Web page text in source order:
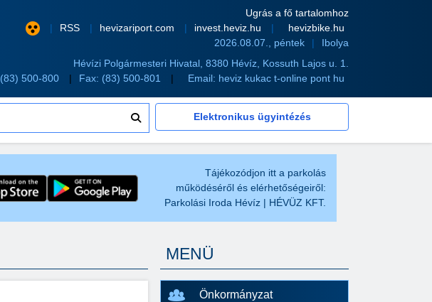
Ugrás a fő tartalomhoz
RSS
hevizariport.com invest.heviz.hu
hevizbike.hu
2026.08.07., péntek
Ibolya
Hévízi Polgármesteri Hivatal, 8380 Hévíz, Kossuth Lajos u. 1.
(83) 500-800 Fax: (83) 500-801 Email: heviz kukac t-online pont hu
Elektronikus ügyintézés
Tájékozódjon itt a parkolás
működéséről és elérhetőségeiről:
Parkolási Iroda Hévíz | HÉVÜZ KFT.
MENÜ
Önkormányzat